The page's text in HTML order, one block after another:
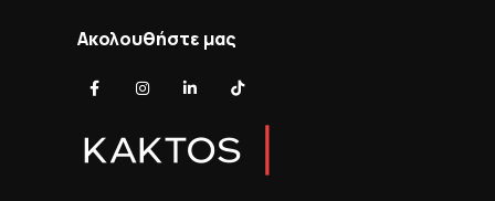
Ακολουθήστε μας